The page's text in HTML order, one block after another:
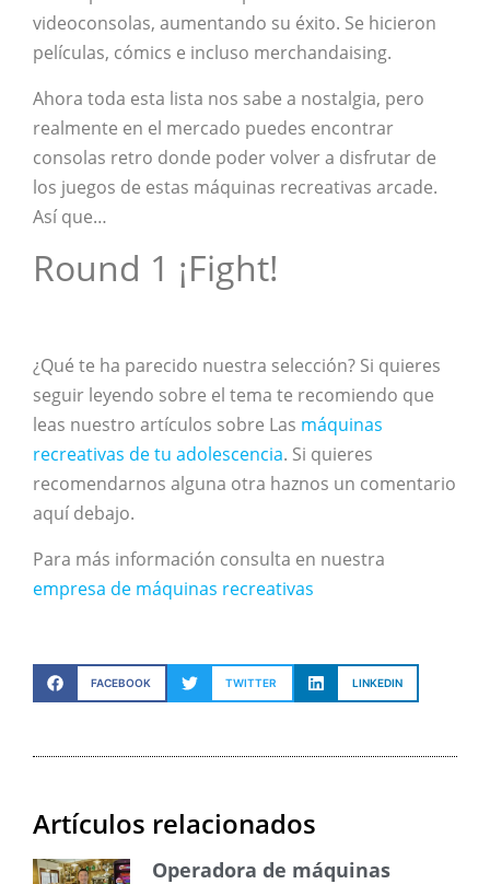
videoconsolas, aumentando su éxito. Se hicieron
películas, cómics e incluso merchandaising.
Ahora toda esta lista nos sabe a nostalgia, pero
realmente en el mercado puedes encontrar
consolas retro donde poder volver a disfrutar de
los juegos de estas máquinas recreativas arcade.
Así que…
Round 1 ¡Fight!
¿Qué te ha parecido nuestra selección? Si quieres
seguir leyendo sobre el tema te recomiendo que
leas nuestro artículos sobre Las máquinas
recreativas de tu adolescencia. Si quieres
recomendarnos alguna otra haznos un comentario
aquí debajo.
Para más información consulta en nuestra
empresa de máquinas recreativas
FACEBOOK TWITTER LINKEDIN
Artículos relacionados
Operadora de máquinas